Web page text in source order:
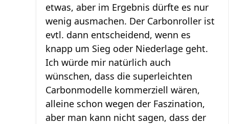
etwas, aber im Ergebnis dürfte es nur
wenig ausmachen. Der Carbonroller ist
evtl. dann entscheidend, wenn es
knapp um Sieg oder Niederlage geht.
Ich würde mir natürlich auch
wünschen, dass die superleichten
Carbonmodelle kommerziell wären,
alleine schon wegen der Faszination,
aber man kann nicht sagen, dass der